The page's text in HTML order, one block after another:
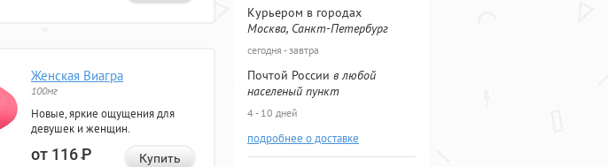
Женская Виагра
100мг
Новые, яркие ощущения для
девушек и женщин.
от 116Р Купить
Курьером в городах
Москва, Санкт-Петербург
сегодня - завтра
Почтой России в любой
населеный пункт
4 - 10 дней
подробнее о доставке